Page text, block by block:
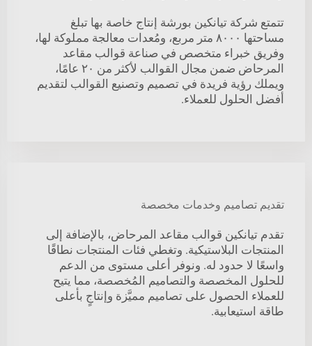
تتمتع شركة تيانكين بورشة إنتاج خاصة بها تبلغ
مساحتها ٨٠٠٠ متر مربع، ومُعدات معالجة مملوكة لها،
وفريق خبراء متخصص في صناعة قوالب مقاعد
المرحاض ضمن مجال القوالب لأكثر من ٢٠ عامًا،
ويملك رؤية فريدة في تصميم وتصنيع القوالب لتقديم
أفضل الحلول للعملاء.
تقديم تصاميم وخدمات مخصصة
تقدم تيانكين قوالب مقاعد المرحاض، بالإضافة إلى
المنتجات البلاستيكية. وتغطي فئات المنتجات نطاقًا
واسعًا لا حدود له. ونوفر أعلى مستوى من الدعم
للحلول المخصصة والتصاميم المُخصصة، مما يتيح
للعملاء الحصول على تصاميم مميَّزة وإنتاجٍ بأعلى
طاقة استيعابية.